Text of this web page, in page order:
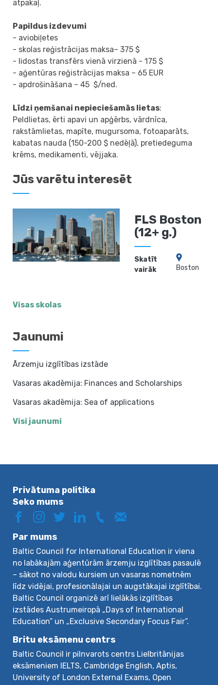
atpakaļ.
Papildus izdevumi
- aviobiļetes
- skolas reģistrācijas maksa– 375 $
- lidostas transfērs vienā virzienā - 175 $
- aģentūras reģistrācijas maksa – 65 EUR
- apdrošināšana – 45 $/ned.
Līdzi ņemšanai nepieciešamās lietas:
Peldlietas, ērti apavi un apģērbs, vārdnīca,
rakstāmlietas, mapīte, mugursoma, fotoaparāts,
kabatas nauda (150-200 $ nedēļā), pretiedeguma
krēms, medikamenti, vējjaka.
Jūs varētu interesēt
FLS Boston
(12+ g.)
Skatīt
vairāk
Boston
Visas skolas
Jaunumi
Ārzemju izglītības izstāde
Vasaras akadēmija: Finances and Scholarships
Vasaras akadēmija: Sea of applications
Visi jaunumi
Privātuma politika
Seko mums
Par mums
Baltic Council for International Education ir viena
no labākajām aģentūrām ārzemju izglītības pasaulē
– sākot no valodu kursiem un vasaras nometnēm
līdz vidējai, profesionālajai un augstākajai izglītībai.
Baltic Council organizē arī lielākās izglītības
izstādes Austrumeiropā „Days of International
Education” un „Exclusive Secondary Focus Fair”.
Britu eksāmenu centrs
Baltic Council ir pilnvarots centrs Lielbritānijas
eksāmeniem IELTS, Cambridge English, Aptis,
University of London External Exams, Open